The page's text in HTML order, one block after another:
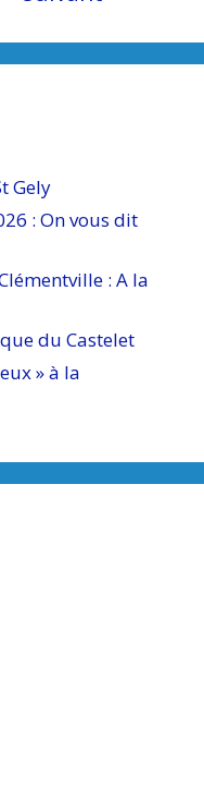
Gely
: On vous dit
: A la
du Castelet
» à la